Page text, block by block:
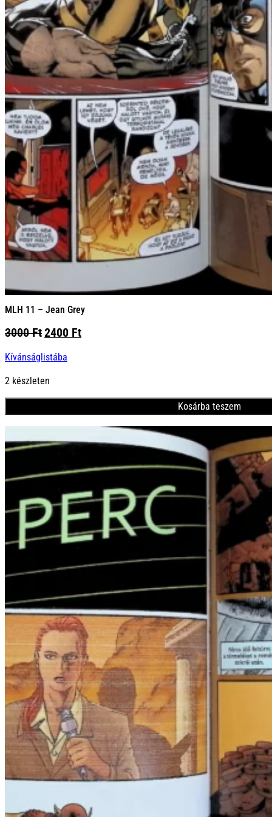
MLH 11 – Jean Grey
3000FtOriginal
was:
2400 FtCurrent
Kívánságlistába
2 készleten
Kosárba teszem